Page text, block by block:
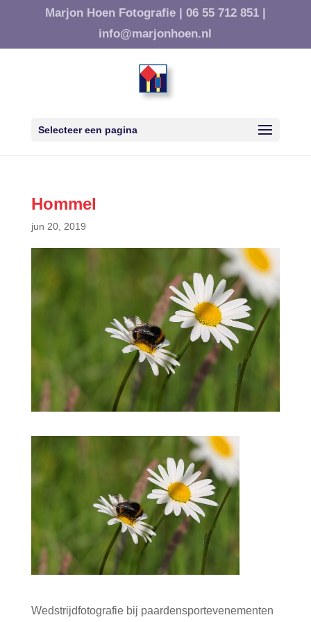
Marjon Hoen Fotografie | 06 55 712 851 |
info@marjonhoen.nl
Selecteer een pagina
Hommel
jun 20, 2019
Wedstrijdfotografie bij paardensportevenementen